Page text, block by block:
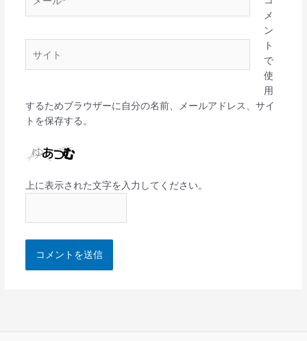
ー
*
メ
ン
ト
で
使
用
するためブラウザーに自分の名前、メールアドレス、サイ
トを保存する。
上に表示された文字を入力してください。